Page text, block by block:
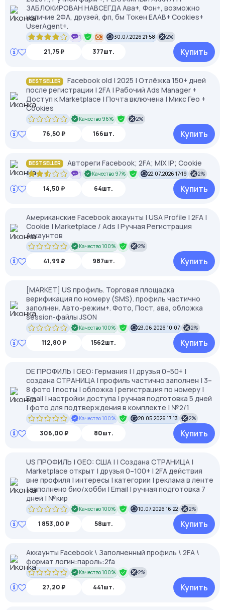
ЗАБЛОКИРОВАН НАВСЕГДА Ава+, Фон+, возможно
наличие 2ФА, друзей, фп, бм Токен EAAB+ Cookies+
UserAgent+.
1 30.07.2026 21:58 2%
21,75 ₽ 377шт. Купить
BESTSELLER
Facebook old | 2025 | Отлёжка 150+ дней
после регистрации | 2FA | Рабочий Ads Manager +
Доступ к Marketplace | Почта включена | Микс Гео +
Cookies
Качество 96% 2%
76,50 ₽ 166шт. Купить
BESTSELLER Автореги Facebook; 2FA; MIX IP; Cookie
1 Качество 97% 22.07.2026 17:19 2%
14,50 ₽ 64шт. Купить
Американские Facebook аккаунты | USA Profile | 2FA |
Cookie | Marketplace / Ads | Ручная Регистрация
Аккаунтов
Качество 100% 2%
41,99 ₽ 987шт. Купить
[MARKET] US профиль. Торговая площадка
верификация по номеру (SMS). профиль частично
заполнен. Авто-режим+. Фото, Пост, ава, обложка
session-файлы JSON
Качество 100% 23.06.2026 10:07 2%
112,80 ₽ 1562шт. Купить
DE ПРОФИЛЬ | GEO: Германия | | друзья 0–50+ |
создана СТРАНИЦА | профиль частично заполнен | 3–
8 фото | посты | обложка | регистрация по номеру |
Email | настройки доступа | ручная подготовка 5 дней
| фото для подтверждения в комплекте | №2/1
Качество 100% 20.05.2026 17:13 2%
306,00 ₽ 80шт. Купить
US ПРОФИЛЬ | GEO: США | | Создана СТРАНИЦА |
Marketplace открыт | друзья 0–100+ | 2FA действия
вне профиля | интересы | категории | реклама в ленте
| заполнено био/хобби | Email | ручная подготовка 7
дней | №кир
Качество 100% 10.07.2026 16:22 2%
1 853,00 ₽ 58шт. Купить
Аккаунты Facebook \ Заполненный профиль \ 2FA \
формат логин:пароль:2fa
Качество 100% 2%
27,20 ₽ 441шт. Купить